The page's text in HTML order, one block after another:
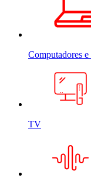
Computadores e
TV